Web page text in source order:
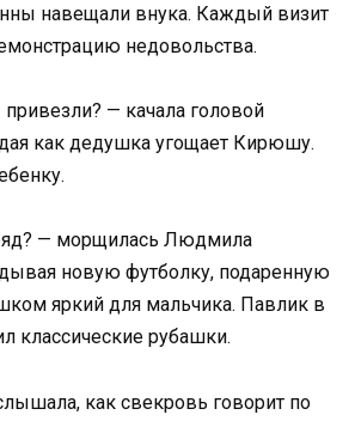
навещали внука. Каждый визит
недовольства.
— качала головой
как дедушка угощает Кирюшу.
— морщилась Людмила
новую футболку, подаренную
яркий для мальчика. Павлик в
классические рубашки.
как свекровь говорит по